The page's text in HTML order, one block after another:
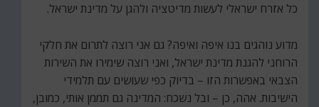
כל אזרח ישראלי לעשות מדיטציה ולהגן על מדינת ישראל.
מדוע נוהגים בנו איפה ואיפה? גם אני רוצה לתרום את חלקי
הרוחני להגנת מדינת ישראל, ואני רוצה שימירו את השירות
הצבאי באפשרות הזו – בדיוק כפי שעושים עם תלמידי
הישיבות. אהה, כן – ובל נשכח: המדינה גם תממן אותי, כמובן,